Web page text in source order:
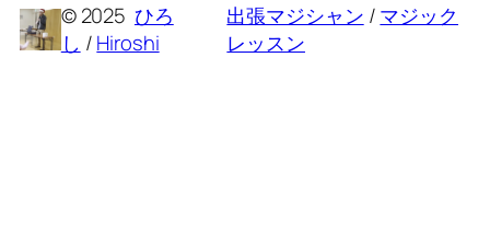
© 2025 ひろ
し /Hiroshi
出張マジシャン /マジック
レッスン